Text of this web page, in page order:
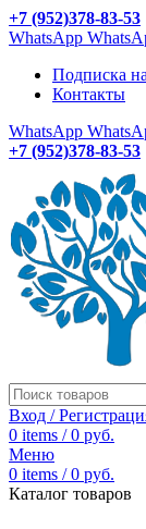
+7 (952)378-83-53
WhatsApp
Подписка
Контакты
WhatsApp
+7 (952)378-83-53
Вход /
0 items / 0 руб.
Меню
0 items / 0 руб.
Каталог товаров